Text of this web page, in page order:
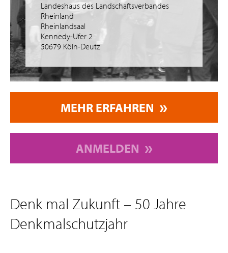
Landeshaus des Landschaftsverbandes
Rheinland
Rheinlandsaal
Kennedy-Ufer 2
50679 Köln-Deutz
MEHR ERFAHREN
ANMELDEN
Denk mal Zukunft – 50 Jahre
Denkmalschutzjahr